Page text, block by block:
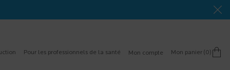
Pour les professionnels de la santé Mon compte Mon panier 0
0 product in cart